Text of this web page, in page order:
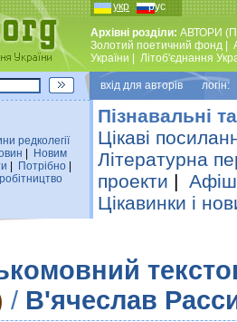
укр рус
Архівні розділи: АВТОРИ
Золотий поетичний фонд
України
Лiтоб'єднання
вхiд для авторiв логін:
редколегiї
Новим
Потрiбно
Пізнавальні
Цікаві
Літературна
проекти |
Цікавинки і
/ В'ячеслав